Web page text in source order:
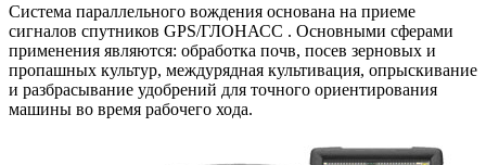
Система параллельного вождения основана на приеме
сигналов спутников GPS/ГЛОНАСС . Основными сферами
применения являются: обработка почв, посев зерновых и
пропашных культур, междурядная культивация, опрыскивание
и разбрасывание удобрений для точного ориентирования
машины во время рабочего хода.